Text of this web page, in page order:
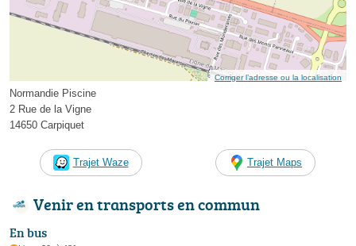
Corriger l’adresse ou la localisation
Normandie Piscine
2 Rue de la Vigne
14650 Carpiquet
Trajet Waze Trajet Maps
Venir en transports en commun
En bus